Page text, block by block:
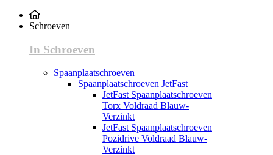
Schroeven
In Schroeven
Spaanplaatschroeven
Spaanplaatschroeven JetFast
JetFast Spaanplaatschroeven
Torx Voldraad Blauw-
Verzinkt
JetFast Spaanplaatschroeven
Pozidrive Voldraad Blauw-
Verzinkt